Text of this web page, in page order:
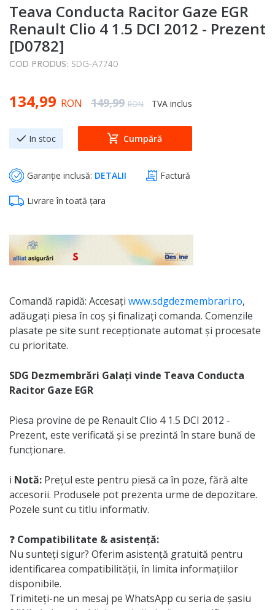
to
the
beginning
of
the
gallery
Teava Conducta Racitor Gaze EGR
Renault Clio 4 1.5 DCI 2012 - Prezent
[D0782]
COD PRODUS: SDG-A7740
Special Price
134,99 RON Regular Price
149,99 RON TVA inclus
In stoc Cumpără
Garanție inclusă: DETALII Factură
Livrare în toată țara
Comandă rapidă: Accesați www.sdgdezmembrari.ro,
adăugați piesa în coș și finalizați comanda. Comenzile
plasate pe site sunt recepționate automat și procesate
cu prioritate.
SDG Dezmembrări Galați vinde Teava Conducta
Racitor Gaze EGR
Piesa provine de pe Renault Clio 4 1.5 DCI 2012 -
Prezent, este verificată și se prezintă în stare bună de
funcționare.
ℹ️ Notă: Prețul este pentru piesă ca în poze, fără alte
accesorii. Produsele pot prezenta urme de depozitare.
Pozele sunt cu titlu informativ.
❓ Compatibilitate & asistență:
Nu sunteți sigur? Oferim asistență gratuită pentru
identificarea compatibilității, în limita informațiilor
disponibile.
Trimiteți-ne un mesaj pe WhatsApp cu seria de șasiu